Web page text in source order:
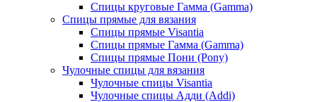
Спицы круговые Гамма (Gamma)
Спицы прямые для вязания
Спицы прямые Visantia
Спицы прямые Гамма (Gamma)
Спицы прямые Пони (Pony)
Чулочные спицы для вязания
Чулочные спицы Visantia
Чулочные спицы Адди (Addi)